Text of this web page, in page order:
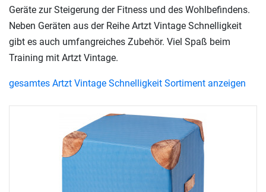
Geräte zur Steigerung der Fitness und des Wohlbefindens.
Neben Geräten aus der Reihe Artzt Vintage Schnelligkeit
gibt es auch umfangreiches Zubehör. Viel Spaß beim
Training mit Artzt Vintage.
gesamtes Artzt Vintage Schnelligkeit Sortiment anzeigen